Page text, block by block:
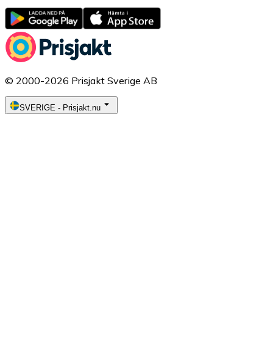
© 2000-2026 Prisjakt Sverige AB
SVERIGE - Prisjakt.nu